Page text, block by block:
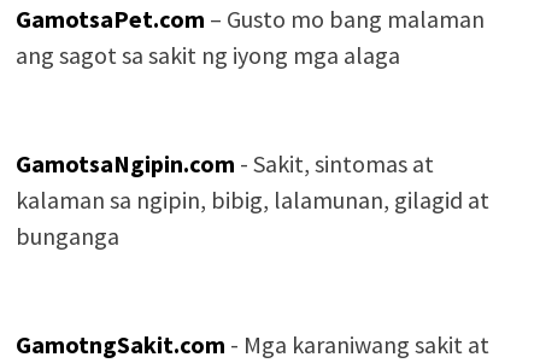
GamotsaPet.com – Gusto mo bang malaman
ang sagot sa sakit ng iyong mga alaga
GamotsaNgipin.com - Sakit, sintomas at
kalaman sa ngipin, bibig, lalamunan, gilagid at
bunganga
GamotngSakit.com - Mga karaniwang sakit at